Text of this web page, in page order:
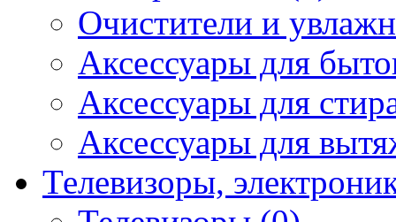
Очистители и
Аксессуары для
Аксессуары для
Аксессуары для
Телевизоры,